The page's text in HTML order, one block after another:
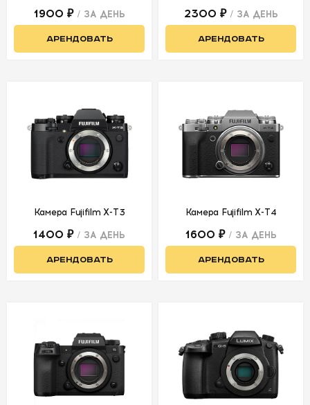
ДОСТАВКА
ПЕРВАЯ
АРЕНДА
КОНТАКТЫ
1900 ₽ / ЗА ДЕНЬ
АРЕНДОВАТЬ
2300 ₽ / ЗА ДЕНЬ
АРЕНДОВАТЬ
Камера Fujifilm X-T3
1400 ₽ / ЗА ДЕНЬ
АРЕНДОВАТЬ
Камера Fujifilm X-T4
1600 ₽ / ЗА ДЕНЬ
АРЕНДОВАТЬ